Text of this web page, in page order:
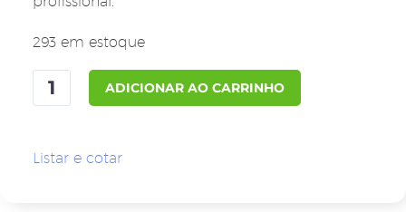
293 em estoque
Perfil
de
V065R
ADICIONAR AO CARRINHO
Listar e cotar